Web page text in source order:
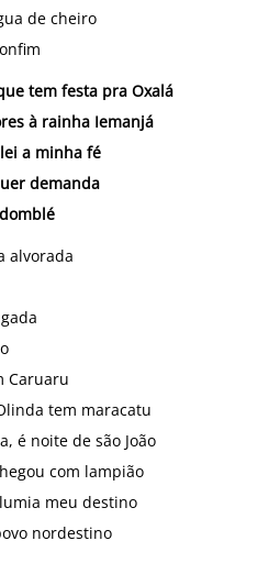
de cheiro
tem festa pra Oxalá
à rainha Iemanjá
a minha fé
demanda
alvorada
Caruaru
tem maracatu
é noite de são João
com lampião
meu destino
nordestino